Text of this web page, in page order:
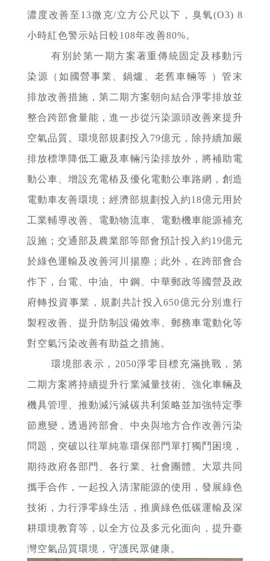
濃度改善至13微克/立方公尺以下，臭氧(O3) 8
小時紅色警示站日較108年改善80%。
有別於第一期方案著重傳統固定及移動污
染源（如國營事業、鍋爐、老舊車輛等 ）管末
排放改善措施，第二期方案朝向結合淨零排放並
整合跨部會量能，進一步從污染源頭改善來提升
空氣品質。環境部規劃投入79億元，除持續加嚴
排放標準降低工廠及車輛污染排放外，將補助電
動公車、增設充電樁及優化電動公車路網，創造
電動車友善環境；經濟部規劃投入約18億元用於
工業輔導改善、電動物流車、電動機車能源補充
設施；交通部及農業部等部會預計投入約19億元
於綠色運輸及改善河川揚塵；此外，在跨部會合
作下，台電、中油、中鋼、中華郵政等國營及政
府轉投資事業，規劃共計投入650億元分別進行
製程改善、提升防制設備效率、郵務車電動化等
對空氣污染改善有助益之措施。
環境部表示，2050淨零目標充滿挑戰，第
二期方案將持續提升行業減量技術、強化車輛及
機具管理、推動減污減碳共利策略並加強特定季
節應變，透過跨部會、中央與地方合作改善污染
問題，突破以往單純靠環保部門單打獨鬥困境，
期待政府各部門、各行業、社會團體、大眾共同
攜手合作，一起投入清潔能源的使用，發展綠色
技術，力行淨零綠生活，推廣綠色低碳運輸及深
耕環境教育等，以全方位及多元化面向，提升臺
灣空氣品質環境，守護民眾健康。